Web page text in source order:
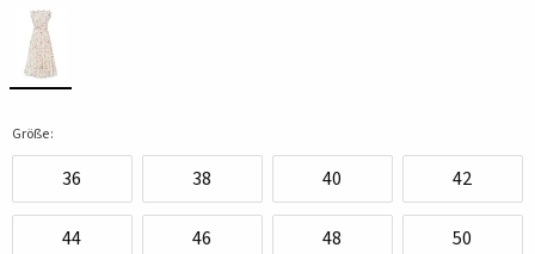
Größe:
36 38 40 42
44 46 48 50